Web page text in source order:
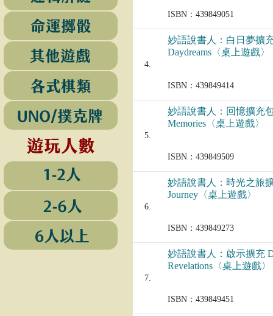
ISBN：439849051
4.
妙語說書人：白日夢擴
Daydreams〈桌上遊戲〉
ISBN：439849414
5.
妙語說書人：回憶擴充
Memories〈桌上遊戲〉
ISBN：439849509
6.
妙語說書人：時光之旅
Journey〈桌上遊戲〉
ISBN：439849273
7.
妙語說書人：啟示擴充
Revelations〈桌上遊戲〉
ISBN：439849451